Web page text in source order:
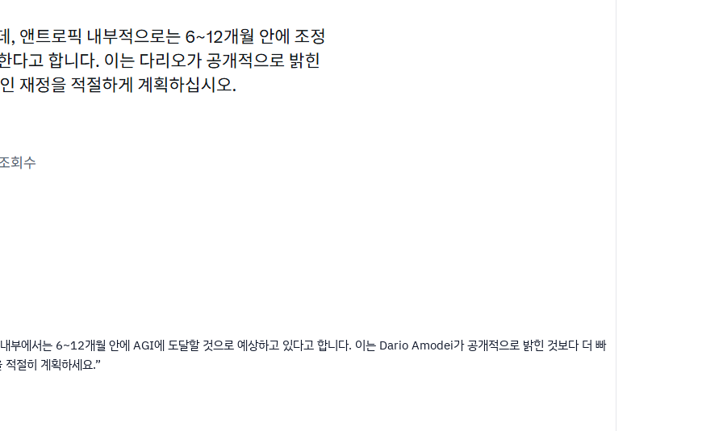
부에서는 6~12개월 안에 AGI에 도달할 것으로 예상하고 있다고 합니다. 이는 Dario Amodei가 공개적으로 밝힌 것보다 더 빠
절히 계획하세요.”